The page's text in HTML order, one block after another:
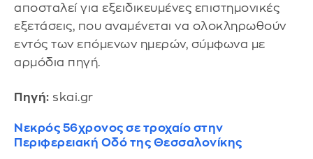
αποσταλεί για εξειδικευμένες επιστημονικές
εξετάσεις, που αναμένεται να ολοκληρωθούν
εντός των επόμενων ημερών, σύμφωνα με
αρμόδια πηγή.
Πηγή: skai.gr
Νεκρός 56χρονος σε τροχαίο στην
Περιφερειακή Οδό της Θεσσαλονίκης